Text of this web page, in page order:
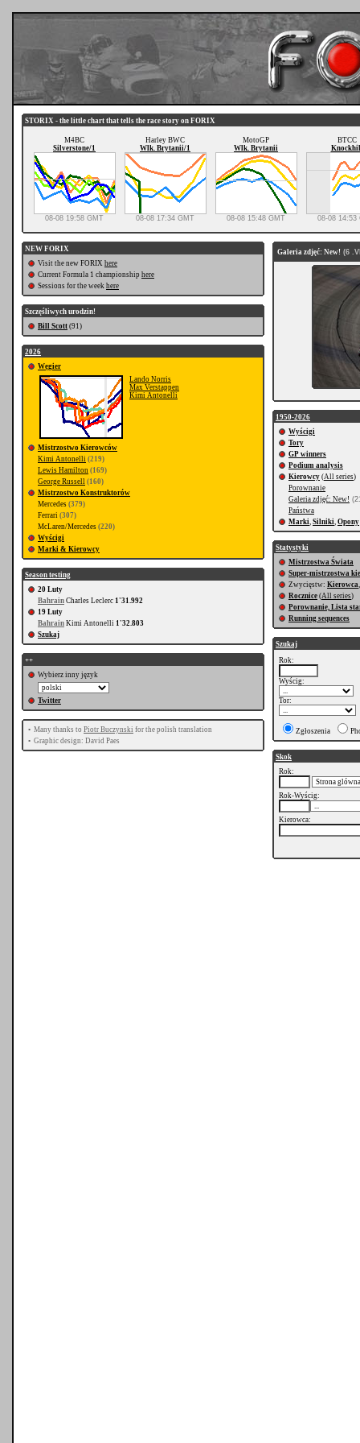
STORIX - the little chart that tells the race story on FORIX
M4BC
Silverstone/1
08-08 19:58 GMT
Harley BWC
Wlk. Brytanii/1
08-08 17:34 GMT
MotoGP
Wlk. Brytanii
08-08 15:48 GMT
BTCC
08-08 14:53
NEW FORIX
Visit the new FORIX here
Current Formula 1 championship here
Sessions for the week here
Szczęśliwych urodzin!
Bill Scott (91)
2026
Węgier
Lando Norris
Max Verstappen
Kimi Antonelli
Mistrzostwo Kierowców
Kimi Antonelli (219)
Lewis Hamilton (169)
George Russell (160)
Mistrzostwo Konstruktorów
Mercedes (379)
Ferrari (307)
McLaren/Mercedes (220)
Wyścigi
Marki & Kierowcy
Season testing
20 Luty
Bahrain Charles Leclerc 1'31.992
19 Luty
Bahrain Kimi Antonelli 1'32.803
Szukaj
++
Wybierz inny język
Twitter
• Many thanks to Piotr Buczynski for the polish translation
• Graphic design: David Paes
Galeria zdjęć: New! (6
1950-2026
Wyścigi
Tory
GP winners
Podium analysis
Kierowcy (All series)
Porownanie
Galeria zdjęć: New!
Państwa
Marki, Silniki, Opony
Statystyki
Mistrzostwa Świata
Super-mistrzostwa
Zwycięstw: Kierowca
Rocznice (All series)
Porownanie, Lista
Running sequences
Szukaj
Rok:
Wyścig:
Tor:
Zgłoszenia
Skok
Rok:
Rok-Wyścig:
Kierowca: